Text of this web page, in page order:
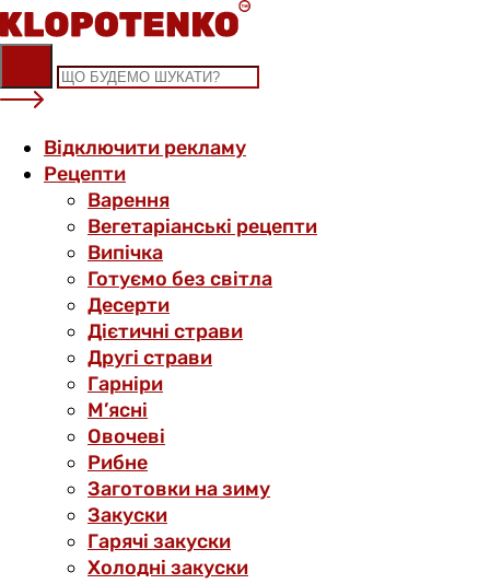
Skip
to
content
Відключити рекламу
Рецепти
Варення
Вегетаріанські рецепти
Випічка
Готуємо без світла
Десерти
Дієтичні страви
Другі страви
Гарніри
М’ясні
Овочеві
Рибне
Заготовки на зиму
Закуски
Гарячі закуски
Холодні закуски